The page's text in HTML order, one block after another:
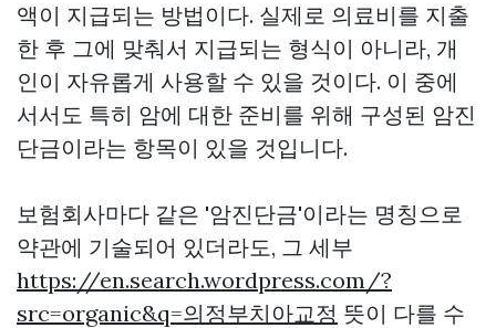
액이 지급되는 방법이다. 실제로 의료비를 지출
한 후 그에 맞춰서 지급되는 형식이 아니라, 개
인이 자유롭게 사용할 수 있을 것이다. 이 중에
서서도 특히 암에 대한 준비를 위해 구성된 암진
단금이라는 항목이 있을 것입니다.
보험회사마다 같은 '암진단금'이라는 명칭으로
약관에 기술되어 있더라도, 그 세부
https://en.search.wordpress.com/?
src=organic&q=의정부치아교정 뜻이 다를 수